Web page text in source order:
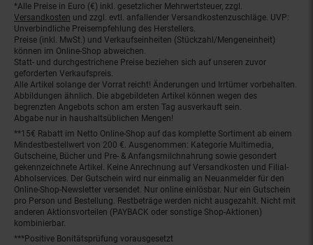
Fußnoten
*Alle Preise in Euro (€) inkl. gesetzlicher Mehrwertsteuer, zzgl.
Versandkosten und zzgl. evtl. anfallender Versandkostenzuschläge. UVP:
Unverbindliche Preisempfehlung des Herstellers.
Preise (inkl. MwSt.) und Verkaufseinheiten (Stückzahl/Mengeneinheit)
können im Online-Shop abweichen.
Statt- und durchgestrichene Preise beziehen sich auf unseren zuvor
geforderten Verkaufspreis.
Alle Artikel solange der Vorrat reicht! Änderungen und Irrtümer vorbehalten.
Abbildungen ähnlich. Die abgebildeten Artikel können wegen des
begrenzten Angebots schon am ersten Tag ausverkauft sein.
Abgabe nur in haushaltsüblichen Mengen!
**15€ Rabatt im Netto Online-Shop auf das komplette Sortiment ab einem
Mindestbestellwert von 200 €. Ausgenommen: Kategorie Multimedia,
Gutscheine, Bücher und Pre- & Anfangsmilchnahrung sowie gesondert
gekennzeichnete Artikel. Keine Anrechnung auf Versandkosten und Filial-
Abholservices. Der Gutschein wird nur einmalig an Neuanmelder für den
Online-Shop-Newsletter versendet. Nur online einlösbar. Nur ein Gutschein
pro Person und Bestellung. Restbeträge werden nicht ausgezahlt. Nicht mit
anderen Aktionsvorteilen (PAYBACK oder sonstige Shop-Aktionen)
kombinierbar.
***Positive Bonitätsprüfung vorausgesetzt